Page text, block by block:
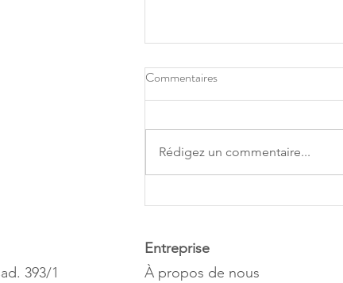
LE FAIT D'ÉCLATER LES
DISPARAÎTRE LES BOUTONS
Commentaires
Rédigez un commentaire...
393/1
Entreprise
À propos de nous